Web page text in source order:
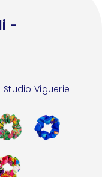
-
Studio Viguerie